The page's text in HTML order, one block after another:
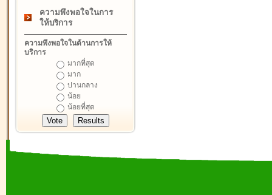
ความพึงพอใจในการ
ให้บริการ
ความพึงพอใจในด้านการให้
บริการ
มากที่สุด
มาก
ปานกลาง
น้อย
น้อยที่สุด